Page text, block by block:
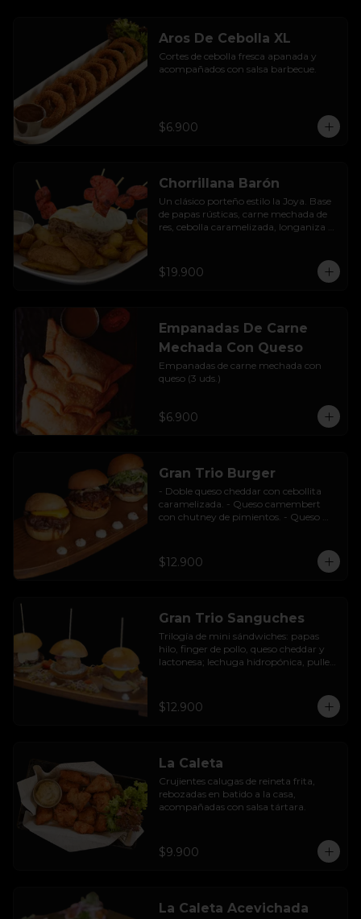
Aros De Cebolla XL
Cortes de cebolla fresca apanada y
acompañados con salsa barbecue.
$6.900
Chorrillana Barón
Un clásico porteño estilo la Joya. Base
de papas rústicas, carne mechada de
res, cebolla caramelizada, longaniza
$19.900
Empanadas De Carne
Mechada Con Queso
Empanadas de carne mechada con
queso (3 uds.)
$6.900
Gran Trio Burger
- Doble queso cheddar con cebollita
caramelizada. - Queso camembert
con chutney de pimientos. - Queso
$12.900
Gran Trio Sanguches
Trilogía de mini sándwiches: papas
hilo, finger de pollo, queso cheddar y
lactonesa; lechuga hidropónica, pulled
salsa tártara, cebolla encurtida,
mayonesa y palta.
$12.900
La Caleta
Crujientes calugas de reineta frita,
rebozadas en batido a la casa,
acompañadas con salsa tártara.
$9.900
La Caleta Acevichada